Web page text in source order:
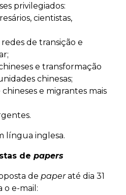
privilegiados:
cientistas,
de transição e
e transformação
chinesas;
e migrantes mais
língua inglesa.
de papers
de paperaté dia 31
o e-mail: